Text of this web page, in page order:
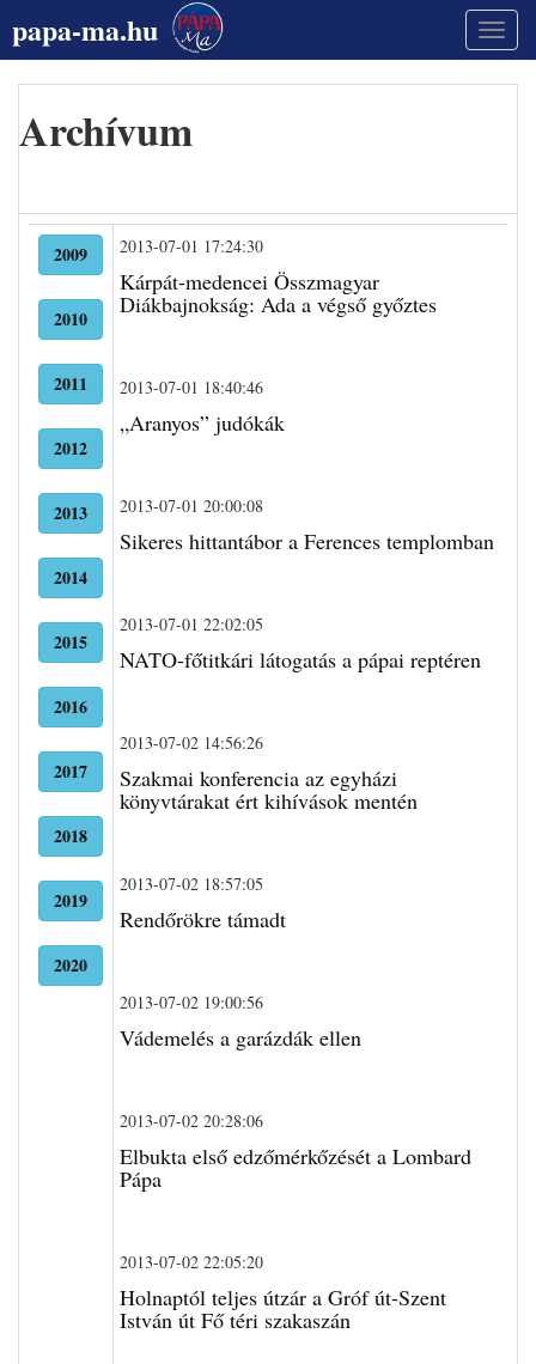
papa-ma.hu
Archívum
2009
2010
2011
2012
2013
2014
2015
2016
2017
2018
2019
2020
2013-07-01 17:24:30
Kárpát-medencei Összmagyar
Diákbajnokság: Ada a végső győztes
2013-07-01 18:40:46
„Aranyos” judókák
2013-07-01 20:00:08
Sikeres hittantábor a Ferences templomban
2013-07-01 22:02:05
NATO-főtitkári látogatás a pápai reptéren
2013-07-02 14:56:26
Szakmai konferencia az egyházi
könyvtárakat ért kihívások mentén
2013-07-02 18:57:05
Rendőrökre támadt
2013-07-02 19:00:56
Vádemelés a garázdák ellen
2013-07-02 20:28:06
Elbukta első edzőmérkőzését a Lombard
Pápa
2013-07-02 22:05:20
Holnaptól teljes útzár a Gróf út-Szent
István út Fő téri szakaszán